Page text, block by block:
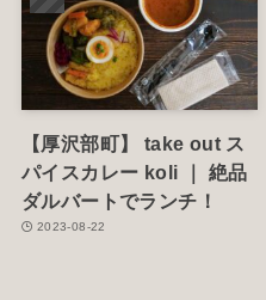
【厚沢部町】 take out ス
パイスカレー koli ｜ 絶品
ダルバートでランチ！
2023-08-22